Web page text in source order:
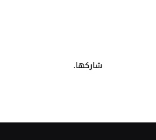
شاركها.